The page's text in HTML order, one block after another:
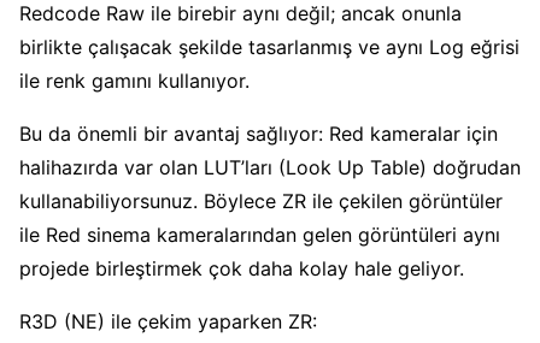
Redcode Raw ile birebir aynı değil; ancak onunla
birlikte çalışacak şekilde tasarlanmış ve aynı Log eğrisi
ile renk gamını kullanıyor.
Bu da önemli bir avantaj sağlıyor: Red kameralar için
halihazırda var olan LUT’ları (Look Up Table) doğrudan
kullanabiliyorsunuz. Böylece ZR ile çekilen görüntüler
ile Red sinema kameralarından gelen görüntüleri aynı
projede birleştirmek çok daha kolay hale geliyor.
R3D (NE) ile çekim yaparken ZR: